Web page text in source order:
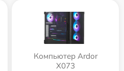
Компьютер Ardor
X073